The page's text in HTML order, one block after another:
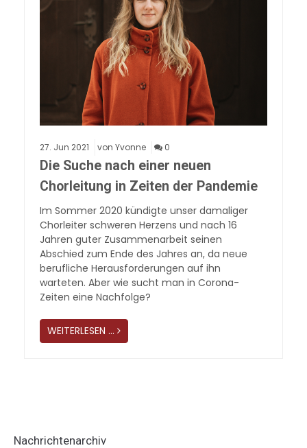
27. Jun 2021 von Yvonne 0
Die Suche nach einer neuen
Chorleitung in Zeiten der Pandemie
Im Sommer 2020 kündigte unser damaliger
Chorleiter schweren Herzens und nach 16
Jahren guter Zusammenarbeit seinen
Abschied zum Ende des Jahres an, da neue
berufliche Herausforderungen auf ihn
warteten. Aber wie sucht man in Corona-
Zeiten eine Nachfolge?
WEITERLESEN …
Nachrichtenarchiv